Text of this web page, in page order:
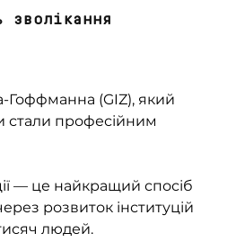
зволікання
Гоффманна (GIZ), який
стали професійним
— це найкращий спосіб
розвиток інституцій
людей.